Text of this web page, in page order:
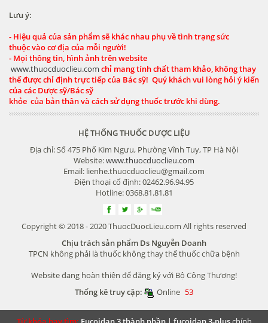
Lưu ý:
- Hiệu quả của sản phẩm sẽ khác nhau phụ về tình trạng sức
thuộc vào cơ địa của mỗi người!
- Mọi thông tin, hình ảnh trên website
www.thuocduoclieu.com chỉ mang tính chất tham khảo, không thay
thế được chỉ định trực tiếp của Bác sỹ! Quý khách vui lòng hỏi ý kiến
của các Dược sỹ/Bác sỹ
khỏe của bản thân và cách sử dụng thuốc trước khi dùng.
HỆ THỐNG THUỐC DƯỢC LIỆU
Địa chỉ: Số 475 Phố Kim Ngưu, Phường Vĩnh Tuy, TP Hà Nội
Website:www.thuocduoclieu.com
Email: lienhe.thuocduoclieu@gmail.com
Điện thoại cố định: 02462.96.94.95
Hotline: 0368.81.81.81
Copyright © 2018 - 2020 ThuocDuocLieu.com All rights reserved
Chịu trách sản phẩm Ds Nguyễn Doanh
TPCN không phải là thuốc không thay thế thuốc chữa bệnh
Website đang hoàn thiện để đăng ký với Bộ Công Thương!
Thống kê truy cập:
Online 53